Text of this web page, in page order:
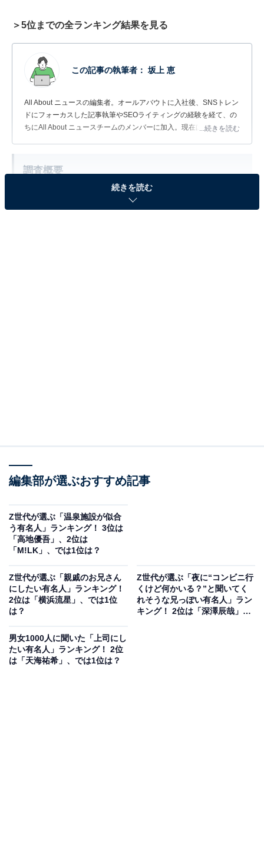
＞5位までの全ランキング結果を見る
この記事の執筆者： 坂上 恵
All About ニュースの編集者。オールアバウトに入社後、SNSトレン
ドにフォーカスした記事執筆やSEOライティングの経験を経て、の
ちにAll About ニュースチームのメンバーに加入。現在は旅行・カル
...続きを読む
調査概要
調査期間：2026年6月17日
調査方法：インターネット調査
View this post on Instagram
続きを読む
編集部が選ぶおすすめ記事
Z世代が選ぶ「温泉施設が似合
う有名人」ランキング！ 3位は
「高地優吾」、2位は
「M!LK」、では1位は？
Z世代が選ぶ「親戚のお兄さん
にしたい有名人」ランキング！
2位は「横浜流星」、では1位
は？
Z世代が選ぶ「夜に“コンビニ行
くけど何かいる？”と聞いてく
れそうな兄っぽい有名人」ラン
キング！ 2位は「深澤辰哉」、
男女1000人に聞いた「上司にし
たい有名人」ランキング！ 2位
は「天海祐希」、では1位は？